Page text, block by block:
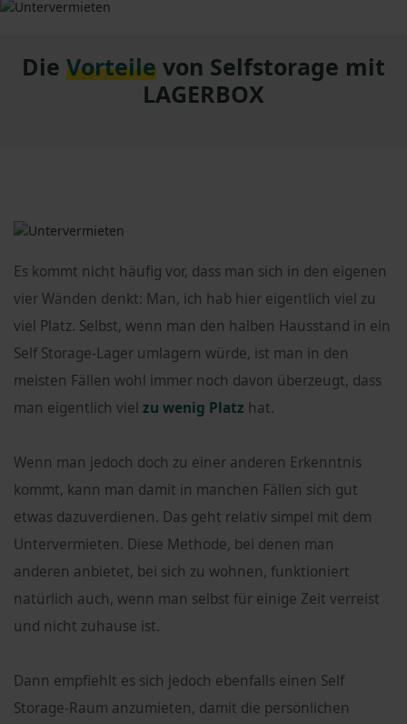
Die Vorteile von Selfstorage mit
LAGERBOX
Es kommt nicht häufig vor, dass man sich in den eigenen
vier Wänden denkt: Man, ich hab hier eigentlich viel zu
viel Platz. Selbst, wenn man den halben Hausstand in ein
Self Storage-Lager umlagern würde, ist man in den
meisten Fällen wohl immer noch davon überzeugt, dass
man eigentlich viel zu wenig Platz hat.
Wenn man jedoch doch zu einer anderen Erkenntnis
kommt, kann man damit in manchen Fällen sich gut
etwas dazuverdienen. Das geht relativ simpel mit dem
Untervermieten. Diese Methode, bei denen man
anderen anbietet, bei sich zu wohnen, funktioniert
natürlich auch, wenn man selbst für einige Zeit verreist
und nicht zuhause ist.
Dann empfiehlt es sich jedoch ebenfalls einen Self
Storage-Raum anzumieten, damit die persönlichen